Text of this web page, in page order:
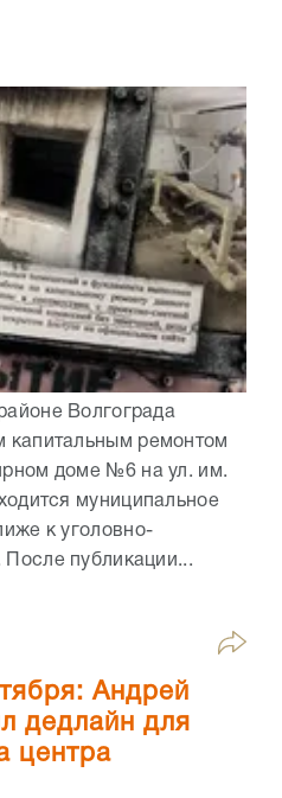
Волгограда
капитальным ремонтом
доме №6 на ул. им.
муниципальное
к уголовно-
публикации...
Андрей
дедлайн для
центра